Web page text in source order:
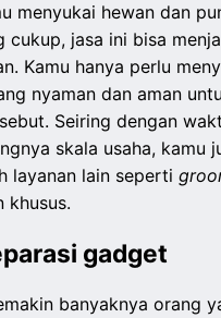
menyukai hewan dan
cukup, jasa ini bisa
Kamu hanya perlu
nyaman dan aman
Seiring dengan
skala usaha, kamu
layanan lain seperti
khusus.
gadget
banyaknya orang